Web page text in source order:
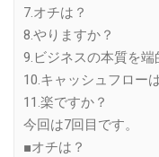
7.オチは？
8.やりますか？
9.ビジネスの本質を端
10.キャッシュフロー
11.楽ですか？
今回は7回目です。
■オチは？